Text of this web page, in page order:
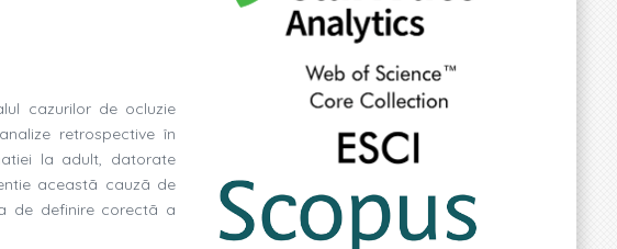
cazurilor de ocluzie
retrospective în
la adult, datorate
aceastã cauzã de
de definire corectã a